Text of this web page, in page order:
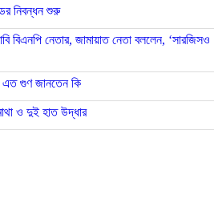
নিবন্ধন শুরু
নেতার, জামায়াত নেতা বললেন, ‘সারজিসও
গুণ জানতেন কি
ও দুই হাত উদ্ধার